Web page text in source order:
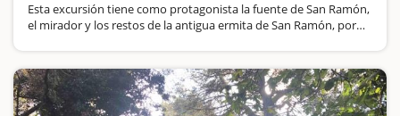
Esta excursión tiene como protagonista la fuente de San Ramón,
el mirador y los restos de la antigua ermita de San Ramón, por